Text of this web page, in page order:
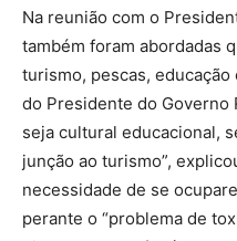
Na reunião com o
também foram abordadas
turismo, pescas,
do Presidente do Governo
seja cultural educacional,
junção ao turismo”,
necessidade de se
perante o “problema de